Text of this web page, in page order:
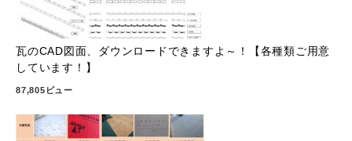
瓦のCAD図面、ダウンロードできますよ～！【各種類ご用意
しています！】
87,805ビュー